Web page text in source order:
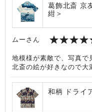
葛飾北斎 京
紺＞
ムーさん
地模様が素敵で、写真で
北斎の絵が好きなので大
和柄 ドライ